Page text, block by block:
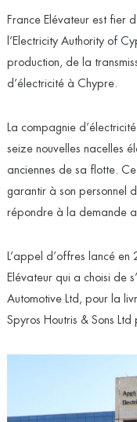
France Elévateur est fier
l’Electricity Authority of
production, de la
d’électricité à Chypre.
La compagnie
seize nouvelles nacelles
anciennes de sa flotte.
garantir à son personnel
répondre à la demande
L’appel d’offres lancé
Elévateur qui a choisi de
Automotive Ltd, pour la
Spyros Houtris & Sons Ltd